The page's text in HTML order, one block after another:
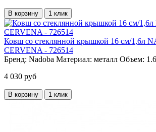
В корзину 1 клик
Ковш со стеклянной крышкой 16 см/1,6л
CERVENA - 726514
Бренд: Nadoba Материал: металл Объем:
4 030 руб
В корзину 1 клик